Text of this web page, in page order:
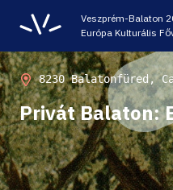
Veszprém-Balaton
Európa Kulturális
ÖRÖKSÉG
VESZPRÉM-
CODE - DIGITÁLIS
Privát Balaton:
8230 Balatonfüred,